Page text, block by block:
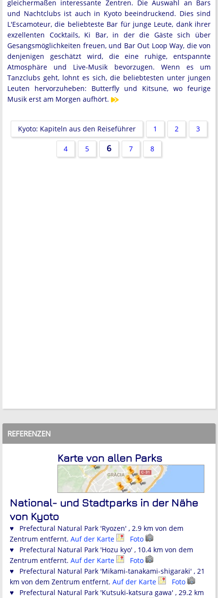
gleichermaßen interessante Zentren. Die Auswahl an Bars
und Nachtclubs ist auch in Kyoto beeindruckend. Dies sind
L'Escamoteur, die beliebteste Bar für junge Leute, dank ihrer
exzellenten Cocktails, Ki Bar, in der die Gäste sich über
Gesangsmöglichkeiten freuen, und Bar Out Loop Way, die von
denjenigen geschätzt wird, die eine ruhige, entspannte
Atmosphäre und Live-Musik bevorzugen. Wenn es um
Tanzclubs geht, lohnt es sich, die beliebtesten unter jungen
Leuten hervorzuheben: Butterfly und Kitsune, wo feurige
Musik erst am Morgen aufhört.
Kyoto: Kapiteln aus den Reiseführer 1 2 3
4 5 6 7 8
REFERENZEN
Karte von allen Parks
National- und Stadtparks in der Nähe
von Kyoto
♥ Prefectural Natural Park 'Ryozen' , 2.9 km von dem
Zentrum entfernt. Auf der Karte
Foto
♥ Prefectural Natural Park 'Hozu kyo' , 10.4 km von dem
Zentrum entfernt. Auf der Karte
Foto
♥ Prefectural Natural Park 'Mikami-tanakami-shigaraki' , 21
km von dem Zentrum entfernt. Auf der Karte
Foto
♥ Prefectural Natural Park 'Kutsuki-katsura gawa' , 29.2 km